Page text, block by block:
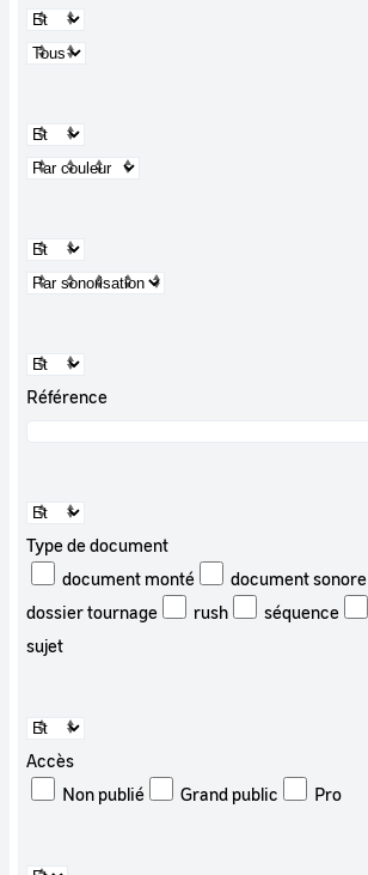
Référence
Type de document
document monté
document sonore
dossier tournage
rush
séquence
sujet
Accès
Non publié
Grand public Pro